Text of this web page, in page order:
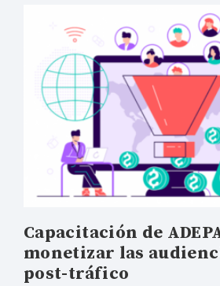
Capacitación de
monetizar las
post-tráfico